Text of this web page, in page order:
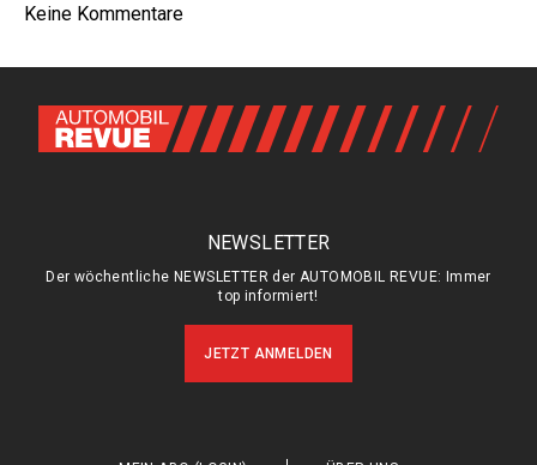
Keine Kommentare
NEWSLETTER
Der wöchentliche NEWSLETTER der AUTOMOBIL REVUE: Immer
top informiert!
JETZT ANMELDEN